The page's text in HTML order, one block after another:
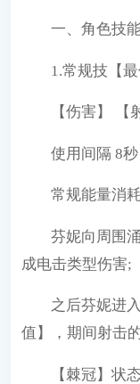
一、角色技
1.常规技【最
【伤害】 【
使用间隔 8秒
常规能量消
芬妮向周围
成电击类型伤害;
之后芬妮进
值】，期间射击
【棘冠】状